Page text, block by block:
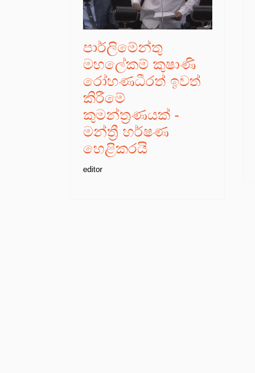
පාර්ලිමේන්තු
මහලේකම් කුෂාණි
රෝහණධීරත් ඉවත්
කිරීමේ
කුමන්ත්‍රණයක් -
මන්ත්‍රී හර්ෂණ
හෙළිකරයි
editor